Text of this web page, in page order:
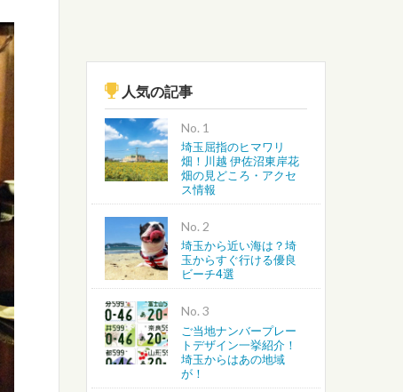
新座・朝霞・戸田・和光
蕨・草加・八潮・三郷
越谷・春日部・吉川・北葛飾
さいたま・川越・川口
上尾・桶川・北本・鴻巣・
蓮田・白岡・久喜・幸手・南
人気の記事
No.
埼玉屈指のヒマワリ
畑！川越 伊佐沼東岸花
畑の見どころ・アクセ
ス情報
No.
埼玉から近い海は？埼
玉からすぐ行ける優良
ビーチ4選
No.
ご当地ナンバープレー
トデザイン一挙紹介！
埼玉からはあの地域
が！